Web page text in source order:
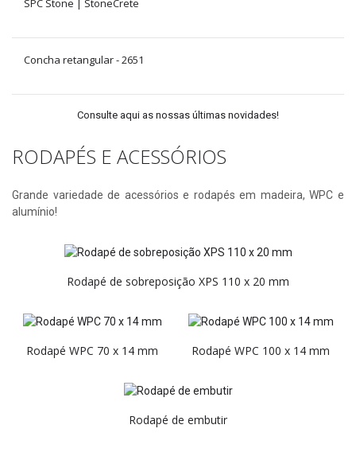
SPC Stone | StoneCrete
Concha retangular - 2651
Consulte aqui as nossas últimas novidades!
RODAPÉS E ACESSÓRIOS
Grande variedade de acessórios e rodapés em madeira, WPC e
alumínio!
Rodapé de sobreposição XPS 110 x 20 mm
Rodapé WPC 70 x 14 mm Rodapé WPC 100 x 14 mm
Rodapé de embutir